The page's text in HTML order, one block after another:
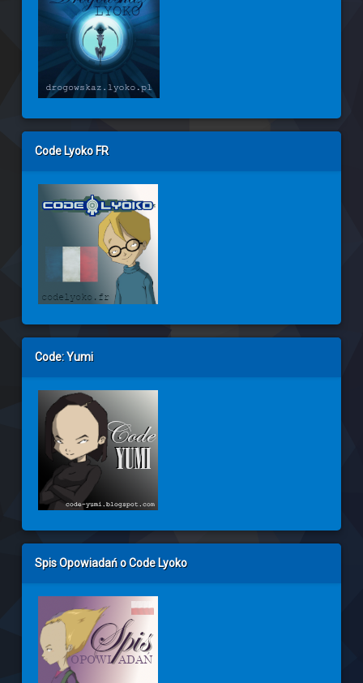
Code Lyoko FR
Code: Yumi
Spis Opowiadań o Code Lyoko